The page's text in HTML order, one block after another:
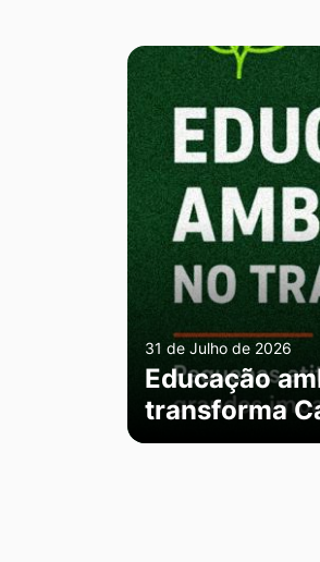
31 de Julho de 2026
Educação
transforma